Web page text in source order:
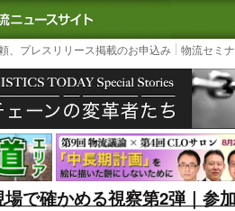
｜国内最大の物流ニュースサ
3PL,
、プレスリリース掲載のお申込み 物流セミ
で確かめる視察第2弾｜参